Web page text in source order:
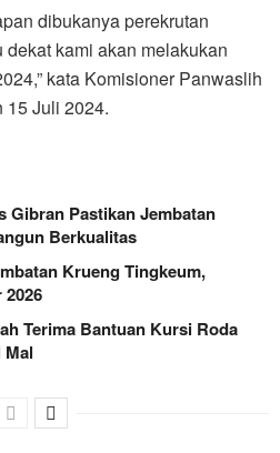
dibukanya perekrutan
kami akan melakukan
kata Komisioner Panwaslih
15 Juli 2024.
Gibran Pastikan Jembatan
Berkualitas
Krueng Tingkeum,
Terima Bantuan Kursi Roda